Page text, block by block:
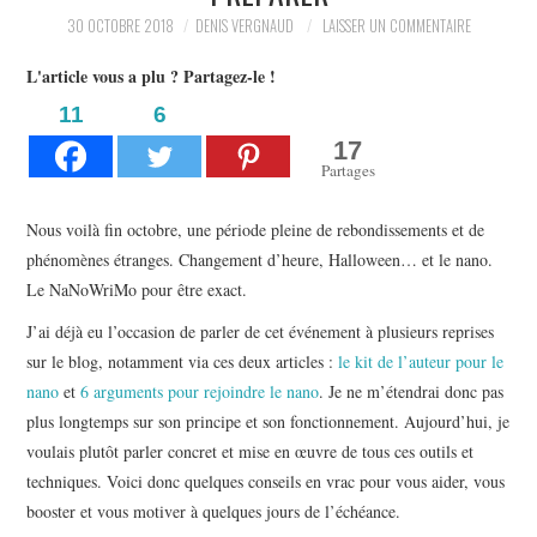
L’AUTEUR
LE CARTOGRAPHE
CONTACT
30 OCTOBRE 2018 DENIS VERGNAUD LAISSER UN COMMENTAIRE
L'article vous a plu ? Partagez-le !
11
6
17
Partages
Nous voilà fin octobre, une période pleine de rebondissements et de
phénomènes étranges. Changement d’heure, Halloween… et le nano.
Le NaNoWriMo pour être exact.
J’ai déjà eu l’occasion de parler de cet événement à plusieurs reprises
sur le blog, notamment via ces deux articles :le kit de l’auteur pour le
nano et6 arguments pour rejoindre le nano. Je ne m’étendrai donc pas
plus longtemps sur son principe et son fonctionnement. Aujourd’hui, je
voulais plutôt parler concret et mise en œuvre de tous ces outils et
techniques. Voici donc quelques conseils en vrac pour vous aider, vous
booster et vous motiver à quelques jours de l’échéance.